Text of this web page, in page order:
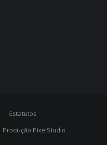
Estatutos
| Produção PixelStudio